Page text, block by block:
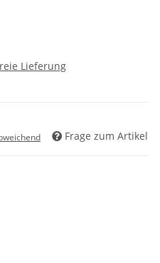
Lieferung
Frage zum Artikel